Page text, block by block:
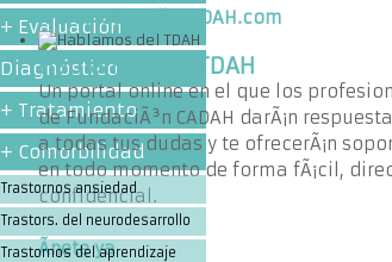
Ir a CursosOnlineTDAH.com
Hablamos del TDAH
Un portal online en el que los
de FundaciÃ³n CADAH darÃ¡n
a todas tus dudas y te ofrecerÃ¡n
en todo momento de forma fÃ¡cil,
confidencial.
Ãnete ya
+ Evaluación
Diagnóstico
+ Tratamiento
+ Comorbilidad
Trastornos ansiedad
Trastors. del neurodesarrollo
Trastornos del aprendizaje